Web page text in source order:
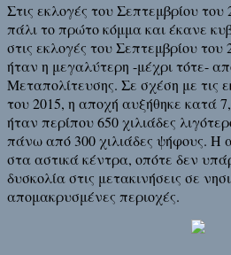
Στις εκλογές του Σεπτεμβρίου
πάλι το πρώτο κόμμα και έκανε
στις εκλογές του Σεπτεμβρίου
ήταν η μεγαλύτερη -μέχρι τότε-
Μεταπολίτευσης. Σε σχέση με τις
του 2015, η αποχή αυξήθηκε κατά
ήταν περίπου 650 χιλιάδες
πάνω από 300 χιλιάδες ψήφους. Η
στα αστικά κέντρα, οπότε δεν
δυσκολία στις μετακινήσεις σε
απομακρυσμένες περιοχές.